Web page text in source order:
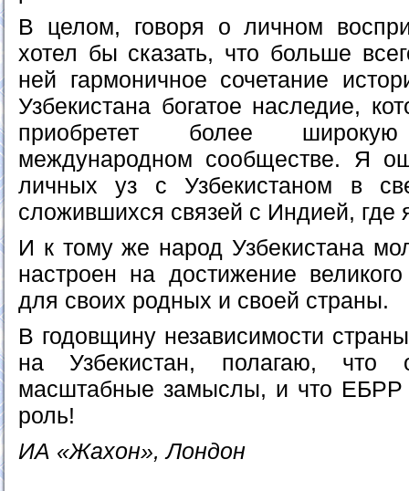
В целом, говоря о личном
хотел бы сказать, что больше
ней гармоничное сочетание
Узбекистана богатое наследие,
приобретет более
международном сообществе. Я
личных уз с Узбекистаном в
сложившихся связей с Индией, где
И к тому же народ Узбекистана
настроен на достижение
для своих родных и своей страны.
В годовщину независимости
на Узбекистан, полагаю, что
масштабные замыслы, и что ЕБРР
роль!
ИА «Жахон», Лондон